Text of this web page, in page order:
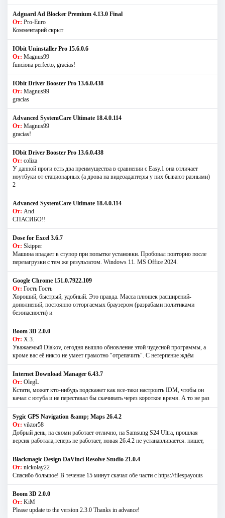
Adguard Ad Blocker Premium 4.13.0 Final
От: Pro-Euro
Комментарий скрыт
IObit Uninstaller Pro 15.6.0.6
От: Magnus99
funciona perfecto, gracias!
IObit Driver Booster Pro 13.6.0.438
От: Magnus99
gracias
Advanced SystemCare Ultimate 18.4.0.114
От: Magnus99
gracias!
IObit Driver Booster Pro 13.6.0.438
От: coliza
У данной проги есть два преимущества в сравнении с Easy.1 она отличает
ноутбуки от стационарных (а дрова на видеоадаптеры у них бывают разными)
2
Advanced SystemCare Ultimate 18.4.0.114
От: And
СПАСИБО!!
Dose for Excel 3.6.7
От: Skipper
Машина впадает в ступор при попытке установки. Пробовал повторно после
перезагрузки с тем же результатом. Windows 11. MS Offiсe 2024.
Google Chrome 151.0.7922.109
От: Гость Гость
Хороший, быстрый, удобный. Это правда. Масса плюшек расширений-
дополнений, постоянно отторгаемых браузером (разрабами политиками
безопасности) и
Boom 3D 2.0.0
От: Х.З.
Уважаемый Diakov, сегодня вышло обновление этой чудесной программы, а
кроме вас её никто не умеет грамотно "отрепачить". С нетерпение ждём
Internet Download Manager 6.43.7
От: OlegL
Кстати, может кто-нибудь подскажет как все-таки настроить IDM, чтобы он
качал с ютуба и не переставал бы скачивать через короткое время. А то не раз
Sygic GPS Navigation &amp; Maps 26.4.2
От: viktor58
Добрый день, на сяоми работает отлично, на Samsung S24 Ultra, прошлая
версия работала,теперь не работает, новая 26.4.2 не устанавливается. пишет,
Blackmagic Design DaVinci Resolve Studio 21.0.4
От: nickolay22
Спасибо большое! В течение 15 минут скачал обе части с https://filespayouts
Boom 3D 2.0.0
От: KiM
Please update to the version 2.3.0 Thanks in advance!